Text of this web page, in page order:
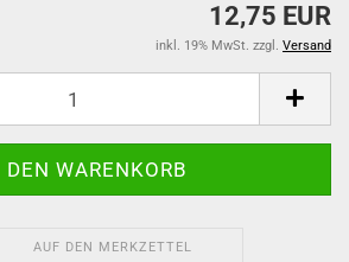
12,75 EUR
inkl. 19% MwSt. zzgl. Versand
AUF DEN MERKZETTEL